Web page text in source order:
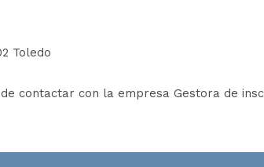
Toledo
contactar con la empresa Gestora de